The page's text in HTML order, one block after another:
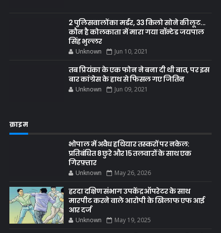
2 पुलिसवालों का मर्डर, 33 किलो सोने की लूट...
कौन है कोलकाता में मारा गया वॉन्टेड जयपाल
सिंह भुल्लर
Unknown Jun 10, 2021
तब प्रियंका के एक फोन ने बना दी थी बात, पर इस
बार कांग्रेस के हाथ से फिसल गए जितिन
Unknown Jun 09, 2021
क्राइम
भोपाल में अवैध हथियार तस्करों पर नकेल:
प्रतिबंधित 8 छुरे और 15 तलवारों के साथ एक
गिरफ़्तार
Unknown May 26, 2026
हरदा दक्षिण संभाग उपकेंद्र ऑपरेटर के साथ
मारपीट करने वाले आरोपी के खिलाफ एफ आई
आर दर्ज
Unknown May 19, 2025